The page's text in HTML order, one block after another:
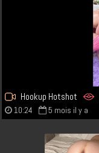
Hookup Hotshot
10:24 5 mois il y a